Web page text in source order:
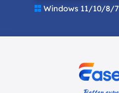
 Windows 11/10/8/7